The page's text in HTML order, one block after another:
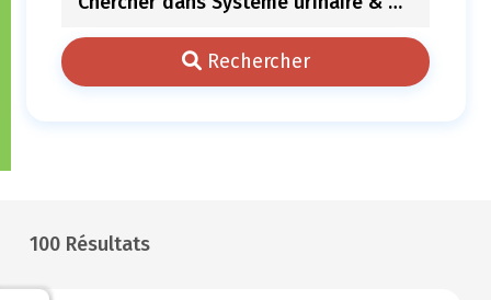
Rechercher
100 Résultats